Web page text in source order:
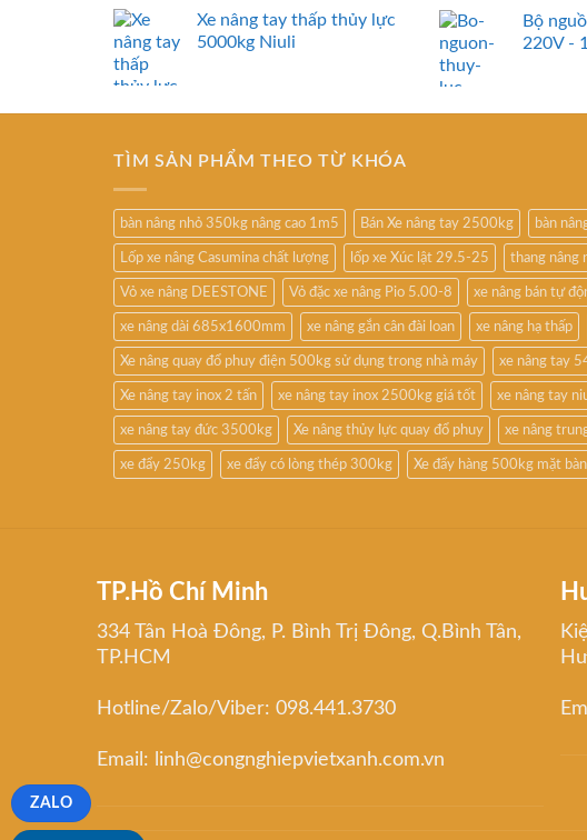
Xe nâng tay thấp thủy lực
5000kg Niuli
Bộ
220V -
TÌM SẢN PHẨM THEO TỪ KHÓA
bàn nâng nhỏ 350kg nâng cao 1m5 Bán Xe nâng tay 2500kg bàn
Lốp xe nâng Casumina chất lượng lốp xe Xúc lật 29.5-25 thang nâng
Vỏ xe nâng DEESTONE Vỏ đặc xe nâng Pio 5.00-8 xe nâng bán tự
xe nâng dài 685x1600mm xe nâng gắn cân đài loan xe nâng hạ thấp
Xe nâng quay đổ phuy điện 500kg sử dụng trong nhà máy xe nâng tay
Xe nâng tay inox 2 tấn xe nâng tay inox 2500kg giá tốt xe nâng tay
xe nâng tay đức 3500kg Xe nâng thủy lực quay đổ phuy xe nâng
xe đẩy 250kg xe đẩy có lòng thép 300kg Xe đẩy hàng 500kg mặt bàn
TP.Hồ Chí Minh
334 Tân Hoà Đông, P. Bình Trị Đông, Q.Bình Tân,
TP.HCM
Hotline/Zalo/Viber: 098.441.3730
Email: linh@congnghiepvietxanh.com.vn
ZALO